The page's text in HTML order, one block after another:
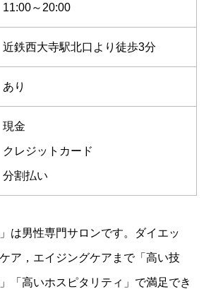
11:00～20:00
近鉄西大寺駅北口より徒歩3分
あり
現金
クレジットカード
分割払い
は男性専門サロンです。ダイエッ
ア，エイジングケアまで「高い技
「高いホスピタリティ」で満足でき